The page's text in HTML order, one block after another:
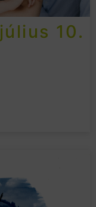
július 10.